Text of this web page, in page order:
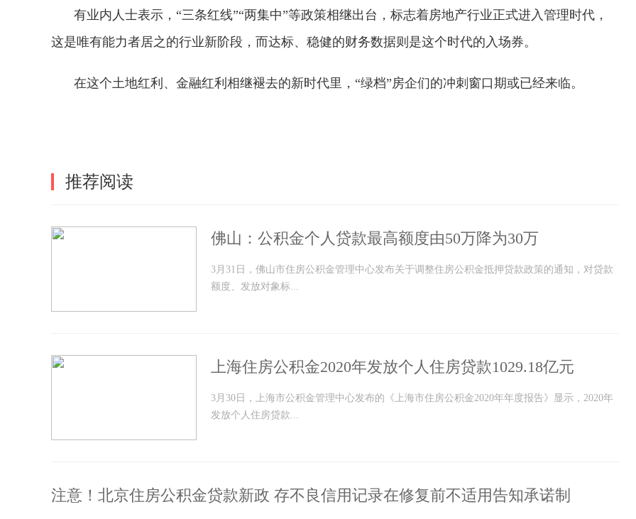
有业内人士表示，“三条红线”“两集中”等政策相继出台，标志着房地产行业正式进入管理时代，
这是唯有能力者居之的行业新阶段，而达标、稳健的财务数据则是这个时代的入场券。
在这个土地红利、金融红利相继褪去的新时代里，“绿档”房企们的冲刺窗口期或已经来临。
推荐阅读
佛山：公积金个人贷款最高额度由50万降为30万
3月31日，佛山市住房公积金管理中心发布关于调整住房公积金抵押贷款政策的通知，对贷款
额度、发放对象标...
上海住房公积金2020年发放个人住房贷款1029.18亿元
3月30日，上海市公积金管理中心发布的《上海市住房公积金2020年年度报告》显示，2020年
发放个人住房贷款...
注意！北京住房公积金贷款新政 存不良信用记录在修复前不适用告知承诺制